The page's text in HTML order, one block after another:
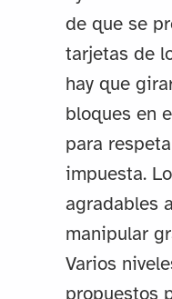
de que se
tarjetas de
hay que
bloques en
para
impuesta.
agradables
manipular
Varios
propuestos